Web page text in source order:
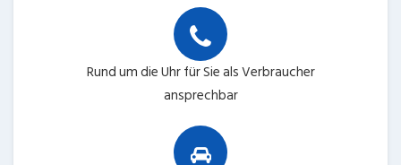
Rund um die Uhr für Sie als Verbraucher
ansprechbar